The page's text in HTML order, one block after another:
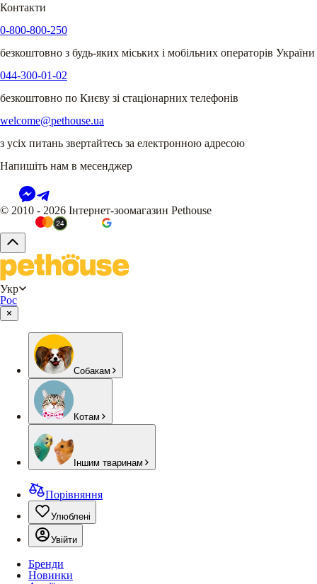
Контакти
0-800-800-250
безкоштовно з будь-яких міських і мобільних операторів України
044-300-01-02
безкоштовно по Києву зі стаціонарних телефонів
welcome@pethouse.ua
з усіх питань звертайтесь за електронною адресою
Напишіть нам в месенджер
© 2010 - 2026 Інтернет-зоомагазин Pethouse
Укр
Рос
Собакам
Котам
Іншим тваринам
Порівняння
Улюблені
Увійти
Бренди
Новинки